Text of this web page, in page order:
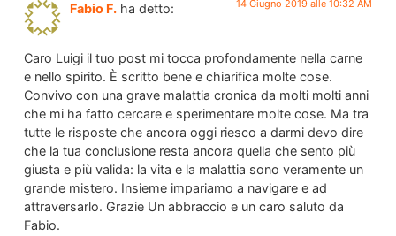
Fabio F. ha detto: 14 Giugno 2019 alle 10:32 AM
Caro Luigi il tuo post mi tocca profondamente nella carne
e nello spirito. È scritto bene e chiarifica molte cose.
Convivo con una grave malattia cronica da molti molti anni
che mi ha fatto cercare e sperimentare molte cose. Ma tra
tutte le risposte che ancora oggi riesco a darmi devo dire
che la tua conclusione resta ancora quella che sento più
giusta e più valida: la vita e la malattia sono veramente un
grande mistero. Insieme impariamo a navigare e ad
attraversarlo. Grazie Un abbraccio e un caro saluto da
Fabio.